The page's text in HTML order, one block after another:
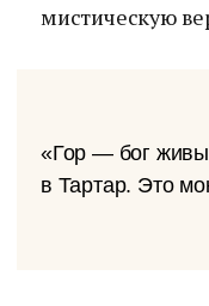
мистическую
«Гор — бог
в Тартар. Это